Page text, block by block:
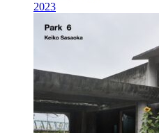
2023